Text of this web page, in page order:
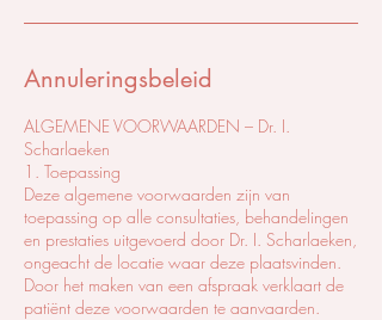
Annuleringsbeleid
ALGEMENE VOORWAARDEN – Dr. I.
Scharlaeken
1. Toepassing
Deze algemene voorwaarden zijn van
toepassing op alle consultaties, behandelingen
en prestaties uitgevoerd door Dr. I. Scharlaeken,
ongeacht de locatie waar deze plaatsvinden.
Door het maken van een afspraak verklaart de
patiënt deze voorwaarden te aanvaarden.